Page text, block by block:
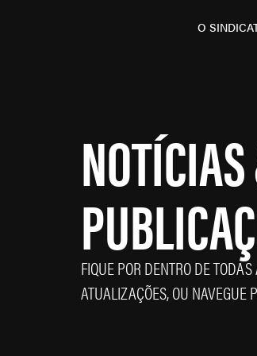
O
FIQUE POR DENTRO DE
ATUALIZAÇÕES, OU NAVEGUE